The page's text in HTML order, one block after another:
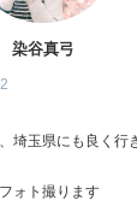
染谷真弓
埼玉県にも良く行
ォト撮ります